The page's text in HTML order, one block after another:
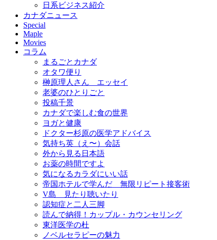
日系ビジネス紹介
カナダニュース
Special
Maple
Movies
コラム
まるごとカナダ
オタワ便り
榊原理人さん エッセイ
老婆のひとりごと
投稿千景
カナダで楽しむ食の世界
ヨガと健康
ドクター杉原の医学アドバイス
気持ち英（え〜）会話
外から見る日本語
お薬の時間ですよ
気になるカラダにいい話
帝国ホテルで学んだ 無限リピート接客術
V島 見たり聴いたり
認知症と二人三脚
読んで納得！カップル・カウンセリング
東洋医学の杜
ノベルセラピーの魅力